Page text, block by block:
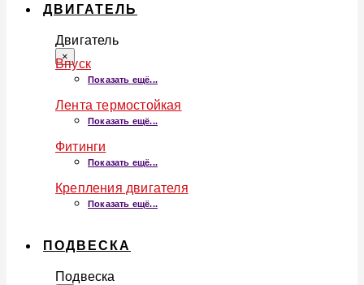
ДВИГАТЕЛЬ
Двигатель
×
Впуск
Показать ещё...
Лента термостойкая
Показать ещё...
Фитинги
Показать ещё...
Крепления двигателя
Показать ещё...
ПОДВЕСКА
Подвеска